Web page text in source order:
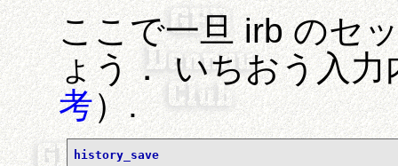
ここで一旦 irb のセ
ょう． いちおう入
考）.
history_save